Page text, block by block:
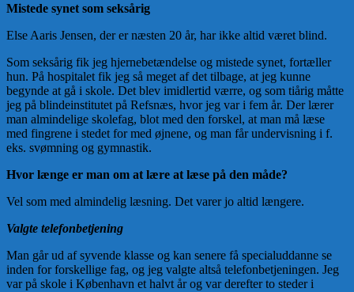
Mistede synet som seksårig
Else Aaris Jensen, der er næsten 20 år, har ikke altid været blind.
Som seksårig fik jeg hjernebetændelse og mistede synet, fortæller
hun. På hospitalet fik jeg så meget af det tilbage, at jeg kunne
begynde at gå i skole. Det blev imidlertid værre, og som tiårig måtte
jeg på blindeinstitutet på Refsnæs, hvor jeg var i fem år. Der lærer
man almindelige skolefag, blot med den forskel, at man må læse
med fingrene i stedet for med øjnene, og man får undervisning i f.
eks. svømning og gymnastik.
Hvor længe er man om at lære at læse på den måde?
Vel som med almindelig læsning. Det varer jo altid længere.
Valgte telefonbetjening
Man går ud af syvende klasse og kan senere få specialuddanne se
inden for forskellige fag, og jeg valgte altså telefonbetjeningen. Jeg
var på skole i København et halvt år og var derefter to steder i